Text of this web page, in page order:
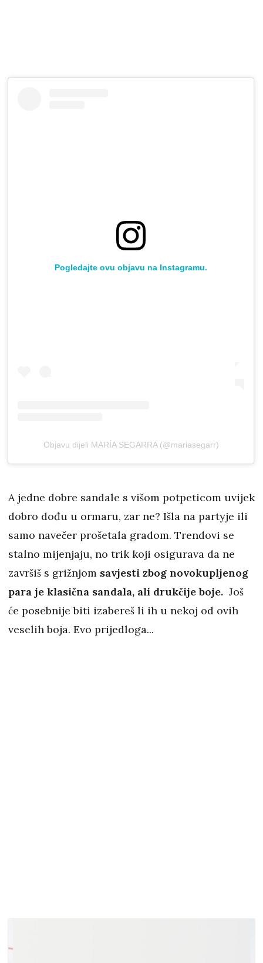
Pogledajte ovu objavu na Instagramu.
Objavu dijeli MARÍA SEGARRA (@mariasegarr)
A jedne dobre sandale s višom potpeticom uvijek
dobro dođu u ormaru, zar ne? Išla na partyje ili
samo navečer prošetala gradom. Trendovi se
stalno mijenjaju, no trik koji osigurava da ne
završiš s grižnjom savjesti zbog novokupljenog
para je klasična sandala, ali drukčije boje. Još
će posebnije biti izabereš li ih u nekoj od ovih
veselih boja. Evo prijedloga...